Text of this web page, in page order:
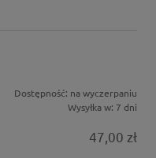
Dostępność: na wyczerpaniu
Wysyłka w: 7 dni
47,00 zł